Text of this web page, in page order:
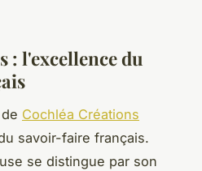
: l'excellence du
de Cochléa Créations
savoir-faire français.
se distingue par son